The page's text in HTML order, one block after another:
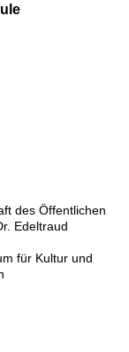
des Öffentlichen
Edeltraud
für Kultur und